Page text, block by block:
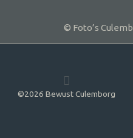
© Foto’s
©2026 Bewust Culemborg